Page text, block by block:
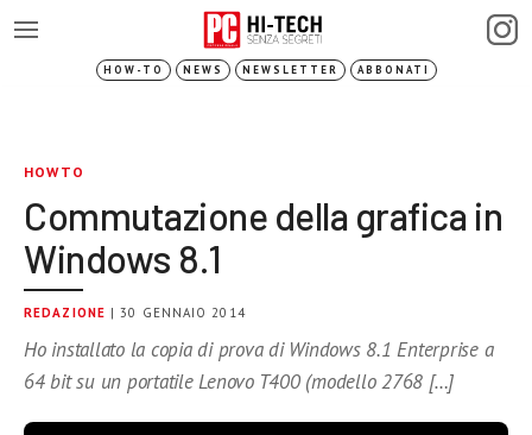
HOW-TO NEWS NEWSLETTER ABBONATI
HOWTO
Commutazione della grafica in
Windows 8.1
REDAZIONE | 30 GENNAIO 2014
Ho installato la copia di prova di Windows 8.1 Enterprise a
64 bit su un portatile Lenovo T400 (modello 2768 […]